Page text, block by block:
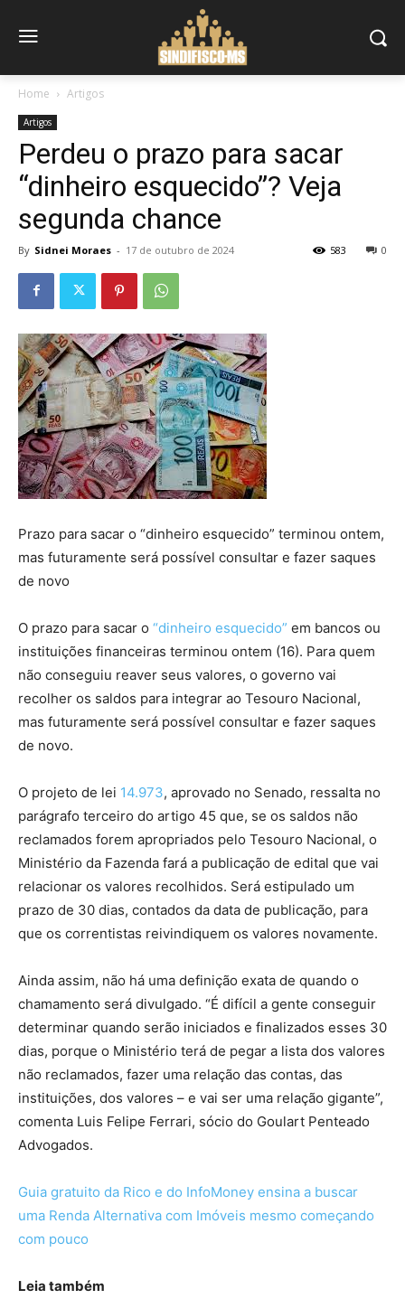
Home Artigos
Artigos
Perdeu o prazo para sacar
“dinheiro esquecido”? Veja
segunda chance
By Sidnei Moraes - 17 de outubro de 2024 0
583
Prazo para sacar o “dinheiro esquecido” terminou ontem,
mas futuramente será possível consultar e fazer saques
de novo
O prazo para sacar o “dinheiro esquecido” em bancos ou
instituições financeiras terminou ontem (16). Para quem
não conseguiu reaver seus valores, o governo vai
recolher os saldos para integrar ao Tesouro Nacional,
mas futuramente será possível consultar e fazer saques
de novo.
O projeto de lei 14.973, aprovado no Senado, ressalta no
parágrafo terceiro do artigo 45 que, se os saldos não
reclamados forem apropriados pelo Tesouro Nacional, o
Ministério da Fazenda fará a publicação de edital que vai
relacionar os valores recolhidos. Será estipulado um
prazo de 30 dias, contados da data de publicação, para
que os correntistas reivindiquem os valores novamente.
Ainda assim, não há uma definição exata de quando o
chamamento será divulgado. “É difícil a gente conseguir
determinar quando serão iniciados e finalizados esses 30
dias, porque o Ministério terá de pegar a lista dos valores
não reclamados, fazer uma relação das contas, das
instituições, dos valores – e vai ser uma relação gigante”,
comenta Luis Felipe Ferrari, sócio do Goulart Penteado
Advogados.
Guia gratuito da Rico e do InfoMoney ensina a buscar
uma Renda Alternativa com Imóveis mesmo começando
com pouco
Leia também